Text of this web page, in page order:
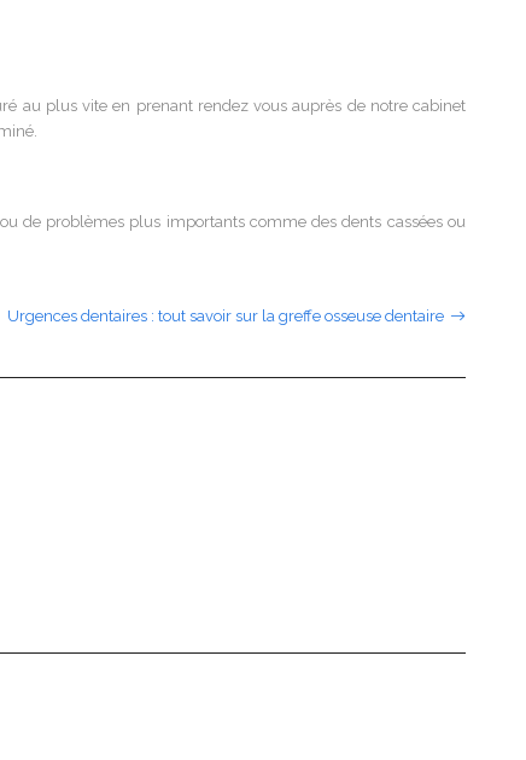
au plus vite en prenant rendez vous auprès de notre cabinet
de problèmes plus importants comme des dents cassées ou
Urgences dentaires : tout savoir sur la greffe osseuse dentaire